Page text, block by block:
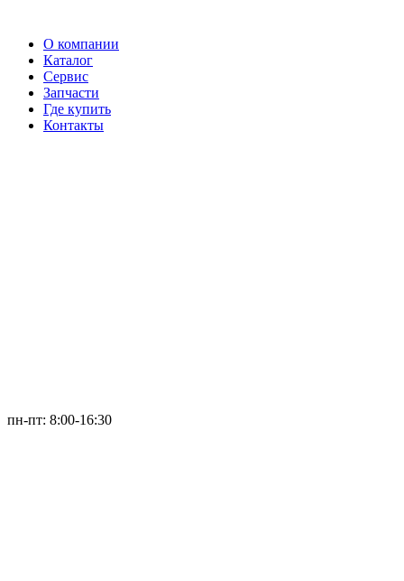
О компании
Каталог
Сервис
Запчасти
Где купить
Контакты
пн-пт: 8:00-16:30